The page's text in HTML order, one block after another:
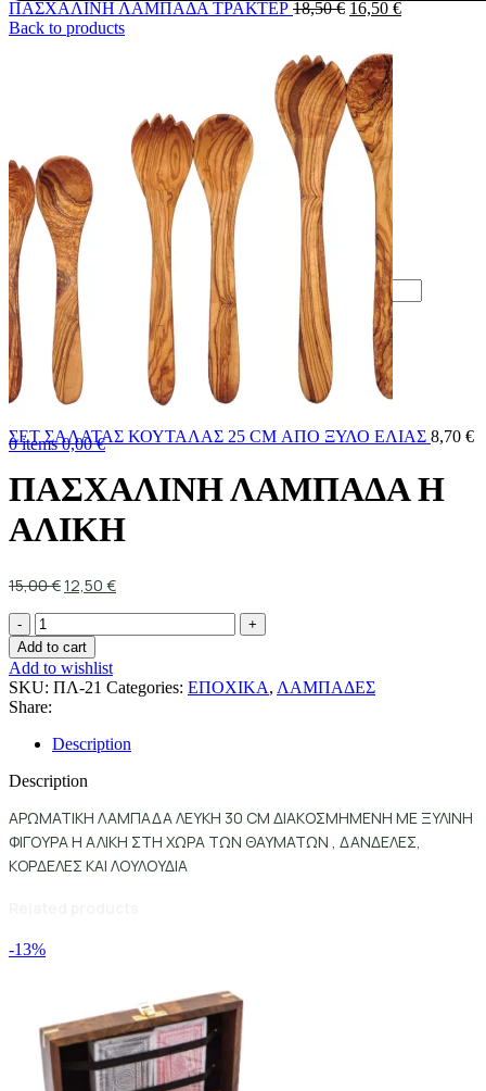
Login / Register
Sign inCreate an Account
Username or email address*
Password
Log in
Lost your password? Remember me
0items 0,00€
ΠΑΣΧΑΛΙΝΗ ΛΑΜΠΑΔΑ ΤΡΑΚΤΕΡ 18,50€ 16,50 €
Back to products
ΣΕΤ ΣΑΛΑΤΑΣ ΚΟΥΤΑΛΑΣ 25 CM ΑΠΟ ΞΥΛΟ ΕΛΙΑΣ 8,70 €
ΠΑΣΧΑΛΙΝΗ ΛΑΜΠΑΔΑ Η
ΑΛΙΚΗ
15,00€12,50 €
Add to cart
Add to wishlist
SKU: ΠΛ-21 Categories: ΕΠΟΧΙΚΑ, ΛΑΜΠΑΔΕΣ
Share:
Description
Description
ΑΡΩΜΑΤΙΚΗ ΛΑΜΠΑΔΑ ΛΕΥΚΗ 30 CM ΔΙΑΚΟΣΜΗΜΕΝΗ ΜΕ ΞΥΛΙΝΗ
ΦΙΓΟΥΡΑ Η ΑΛΙΚΗ ΣΤΗ ΧΩΡΑ ΤΩΝ ΘΑΥΜΑΤΩΝ , ΔΑΝΔΕΛΕΣ,
ΚΟΡΔΕΛΕΣ ΚΑΙ ΛΟΥΛΟΥΔΙΑ
-13%